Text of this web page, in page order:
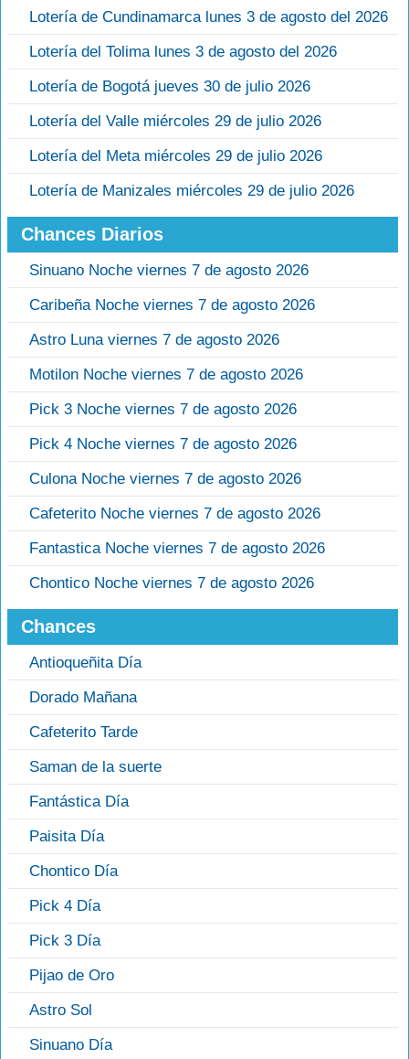
Lotería de Cundinamarca lunes 3 de agosto del 2026
Lotería del Tolima lunes 3 de agosto del 2026
Lotería de Bogotá jueves 30 de julio 2026
Lotería del Valle miércoles 29 de julio 2026
Lotería del Meta miércoles 29 de julio 2026
Lotería de Manizales miércoles 29 de julio 2026
Chances Diarios
Sinuano Noche viernes 7 de agosto 2026
Caribeña Noche viernes 7 de agosto 2026
Astro Luna viernes 7 de agosto 2026
Motilon Noche viernes 7 de agosto 2026
Pick 3 Noche viernes 7 de agosto 2026
Pick 4 Noche viernes 7 de agosto 2026
Culona Noche viernes 7 de agosto 2026
Cafeterito Noche viernes 7 de agosto 2026
Fantastica Noche viernes 7 de agosto 2026
Chontico Noche viernes 7 de agosto 2026
Chances
Antioqueñita Día
Dorado Mañana
Cafeterito Tarde
Saman de la suerte
Fantástica Día
Paisita Día
Chontico Día
Pick 4 Día
Pick 3 Día
Pijao de Oro
Astro Sol
Sinuano Día